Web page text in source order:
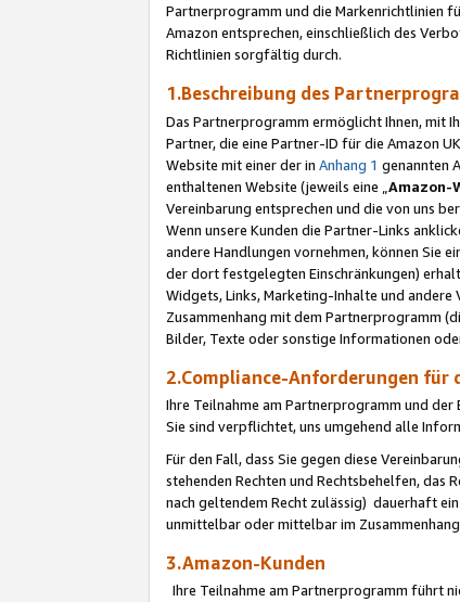
Partnerprogramm und die Markenrichtlinien
Amazon entsprechen, einschließlich des
Richtlinien sorgfältig durch.
1.Beschreibung des
Das Partnerprogramm ermöglicht Ihnen, mit
Partner, die eine Partner-ID für die Amazon
Website mit einer der in Anhang 1 genannten
enthaltenen Website (jeweils eine „ Amazon-
Vereinbarung entsprechen und die von uns
Wenn unsere Kunden die Partner-Links
andere Handlungen vornehmen, können Sie
der dort festgelegten Einschränkungen)
Widgets, Links, Marketing-Inhalte und
Zusammenhang mit dem Partnerprogramm
Bilder, Texte oder sonstige Informationen
2.Compliance-Anforderungen für
Ihre Teilnahme am Partnerprogramm und der
Sie sind verpflichtet, uns umgehend alle
Für den Fall, dass Sie gegen diese
stehenden Rechten und Rechtsbehelfen, das
nach geltendem Recht zulässig) dauerhaft
unmittelbar oder mittelbar im
3.Amazon-Kunden
Ihre Teilnahme am Partnerprogramm führt